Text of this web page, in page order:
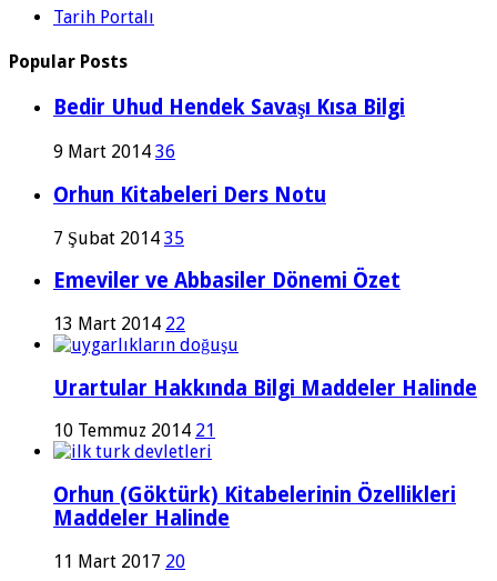
Tarih Portalı
Popular Posts
Bedir Uhud Hendek Savaşı Kısa Bilgi
9 Mart 2014 36
Orhun Kitabeleri Ders Notu
7 Şubat 2014 35
Emeviler ve Abbasiler Dönemi Özet
13 Mart 2014 22
Urartular Hakkında Bilgi Maddeler Halinde
10 Temmuz 2014 21
Orhun (Göktürk) Kitabelerinin Özellikleri
Maddeler Halinde
11 Mart 2017 20